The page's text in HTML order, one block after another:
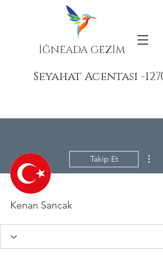
İĞNEADA GEZİM
Seyahat Acentası -
Takip Et
Kenan Sancak